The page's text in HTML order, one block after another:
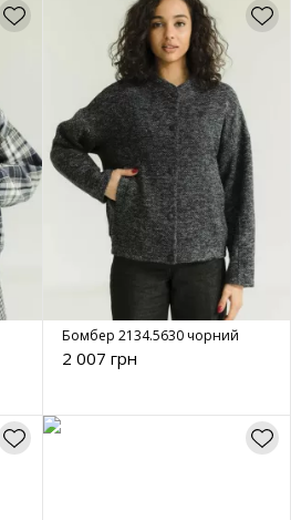
Бомбер 2134.5630 чорний
2 007 грн